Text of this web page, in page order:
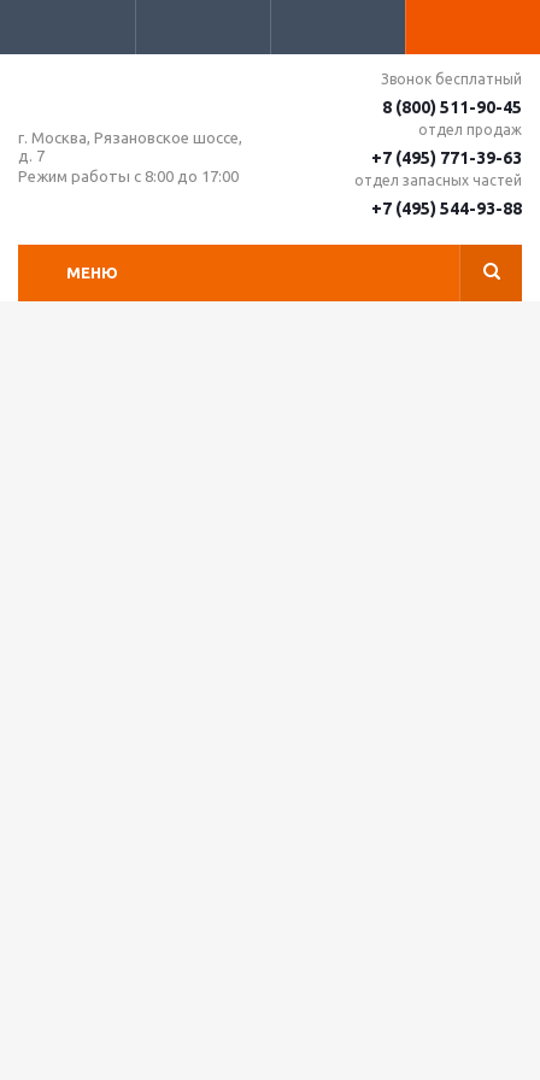
г. Москва, Рязановское шоссе,
д. 7
Режим работы с 8:00 до 17:00
Звонок бесплатный
8 (800) 511-90-45
отдел продаж
+7 (495) 771-39-63
отдел запасных частей
+7 (495) 544-93-88
МЕНЮ